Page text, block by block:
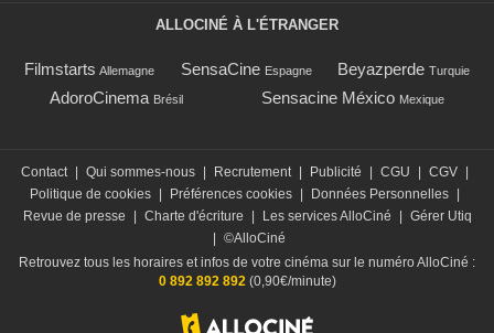
ALLOCINÉ À L'ÉTRANGER
Filmstarts Allemagne SensaCine Espagne Beyazperde Turquie
AdoroCinema Brésil Sensacine México Mexique
Contact | Qui sommes-nous | Recrutement | Publicité | CGU | CGV |
Politique de cookies | Préférences cookies | Données Personnelles |
Revue de presse
| Charte d'écriture | Les services AlloCiné | Gérer Utiq
| ©AlloCiné
Retrouvez tous les horaires et infos de votre cinéma sur le numéro AlloCiné :
0 892 892 892(0,90€/minute)